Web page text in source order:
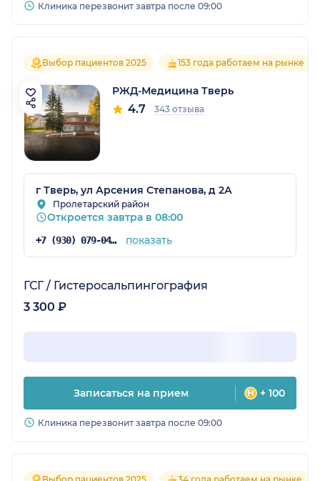
Клиника перезвонит завтра после 09:00
Выбор пациентов 2025 153 года работаем на рынке
РЖД-Медицина Тверь
4.7 343 отзыва
г Тверь, ул Арсения Степанова, д 2А
Пролетарский район
Откроется завтра в 08:00
+7 (930) 079-04-36 показать
ГСГ / Гистеросальпингография
3 300 ₽
Записаться на прием + 100
Клиника перезвонит завтра после 09:00